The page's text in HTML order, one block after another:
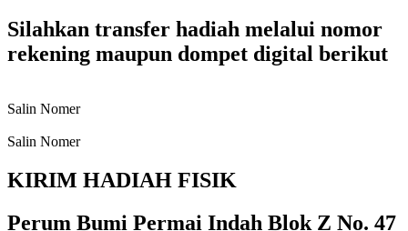
Silahkan transfer hadiah melalui nomor
rekening maupun dompet digital berikut
Salin Nomer
Salin Nomer
KIRIM HADIAH FISIK
Perum Bumi Permai Indah Blok Z No. 47